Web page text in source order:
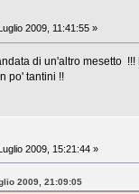
2009, 11:41:55 »
di un'altro mesetto !!!
po' tantini !!
2009, 15:21:44 »
2009, 21:09:05